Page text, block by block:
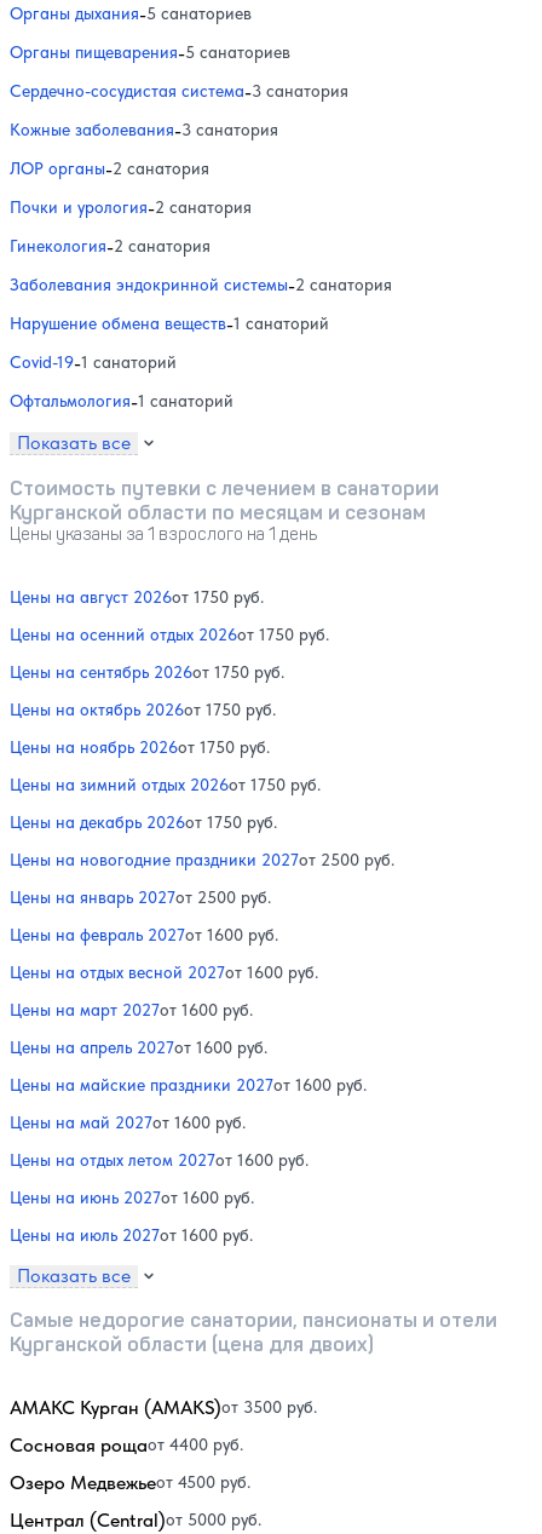
Органы дыхания-5 санаториев
Органы пищеварения-5 санаториев
Сердечно-сосудистая система-3 санатория
Кожные заболевания-3 санатория
ЛОР органы-2 санатория
Почки и урология-2 санатория
Гинекология-2 санатория
Заболевания эндокринной системы-2 санатория
Нарушение обмена веществ-1 санаторий
Covid-19-1 санаторий
Офтальмология-1 санаторий
Показать все
Стоимость путевки с лечением в санатории
Курганской области по месяцам и сезонам
Цены указаны за 1 взрослого на 1 день
Цены на август 2026от 1750 руб.
Цены на осенний отдых 2026от 1750 руб.
Цены на сентябрь 2026от 1750 руб.
Цены на октябрь 2026от 1750 руб.
Цены на ноябрь 2026от 1750 руб.
Цены на зимний отдых 2026от 1750 руб.
Цены на декабрь 2026от 1750 руб.
Цены на новогодние праздники 2027от 2500 руб.
Цены на январь 2027от 2500 руб.
Цены на февраль 2027от 1600 руб.
Цены на отдых весной 2027от 1600 руб.
Цены на март 2027от 1600 руб.
Цены на апрель 2027от 1600 руб.
Цены на майские праздники 2027от 1600 руб.
Цены на май 2027от 1600 руб.
Цены на отдых летом 2027от 1600 руб.
Цены на июнь 2027от 1600 руб.
Цены на июль 2027от 1600 руб.
Показать все
Самые недорогие санатории, пансионаты и отели
Курганской области (цена для двоих)
АМАКС Курган (AMAKS)от 3500 руб.
Сосновая рощаот 4400 руб.
Озеро Медвежьеот 4500 руб.
Централ (Central)от 5000 руб.